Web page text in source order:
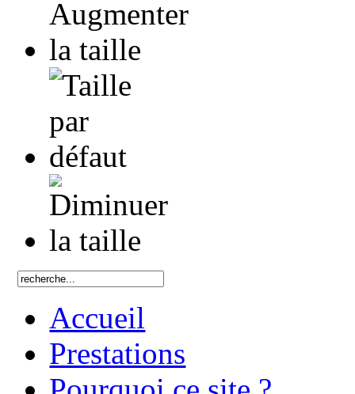
Accueil
Prestations